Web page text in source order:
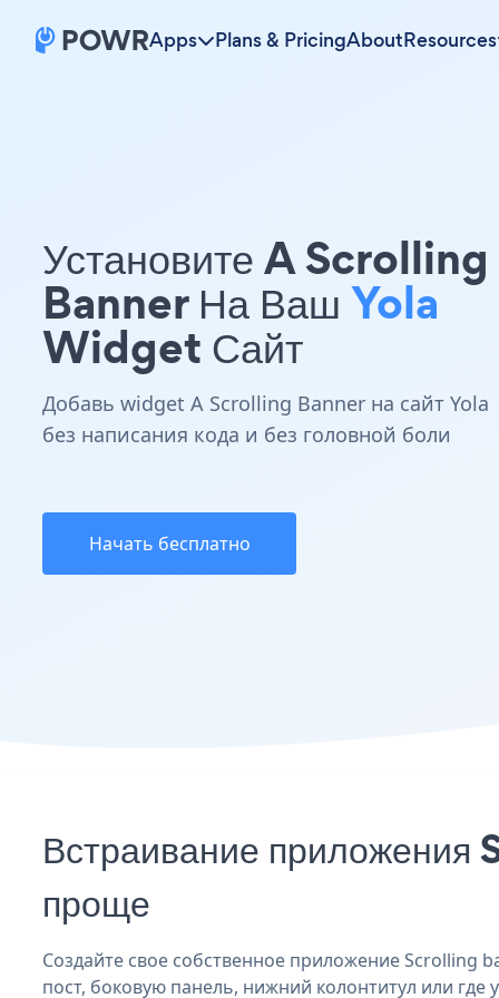
Apps Plans & PricingAboutResources
Установите A Scrolling
Banner На ВашYola
Widget Сайт
Добавь widget A Scrolling Banner на сайт Yola
без написания кода и без головной боли
Начать бесплатно
Встраивание
проще
Создайте свое собственное приложение Scrolling
пост, боковую панель, нижний колонтитул или где